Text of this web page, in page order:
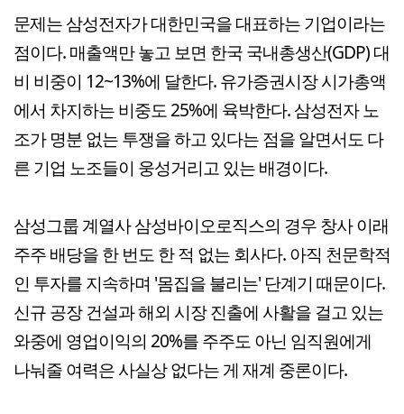
문제는 삼성전자가 대한민국을 대표하는 기업이라는
점이다. 매출액만 놓고 보면 한국 국내총생산(GDP) 대
비 비중이 12~13%에 달한다. 유가증권시장 시가총액
에서 차지하는 비중도 25%에 육박한다. 삼성전자 노
조가 명분 없는 투쟁을 하고 있다는 점을 알면서도 다
른 기업 노조들이 웅성거리고 있는 배경이다.
삼성그룹 계열사 삼성바이오로직스의 경우 창사 이래
주주 배당을 한 번도 한 적 없는 회사다. 아직 천문학적
인 투자를 지속하며 '몸집을 불리는' 단계기 때문이다.
신규 공장 건설과 해외 시장 진출에 사활을 걸고 있는
와중에 영업이익의 20%를 주주도 아닌 임직원에게
나눠줄 여력은 사실상 없다는 게 재계 중론이다.